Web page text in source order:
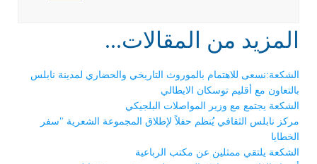
المزيد من المقالات...
الشكعة:نسعى للاهتمام بالموروث التاريخي والحضاري لمدينة نابلس
بالتعاون مع أقليم توسكان الايطالي
الشكعة يجتمع مع وزير المواصلات البلجيكي
مركز نابلس الثقافي يُنظم حفلاً لإطلاق المجموعة الشعرية "سفر
الخطايا
الشكعة يلتقي ممثلين عن مكتب الرباعية